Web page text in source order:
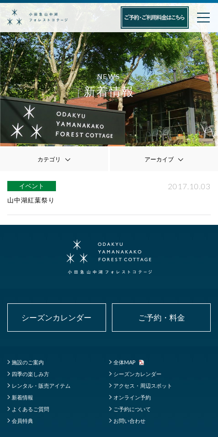
NEWS
新着情報
カテゴリ アーカイブ
イベント 2017.10.03
山中湖紅葉祭り
シーズンカレンダー ご予約・料金
施設のご案内
全体MAP
四季の楽しみ方
シーズンカレンダー
レンタル・販売アイテム
アクセス・周辺スポット
新着情報
オンライン予約
よくあるご質問
ご予約について
会員特典
お問い合わせ